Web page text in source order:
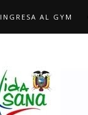
INGRESA AL GYM